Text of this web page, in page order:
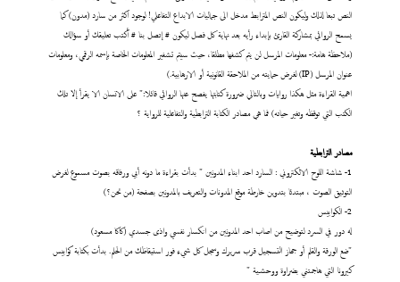
النص تبعا لذلك وليكون النص المترابط مدخل الى جماليات الابداع التفاعلي! لوجود اكثر من سارد (مدون) كما
يسمح الروائي بمشاركة القارئ بإبداء رأيه بعد نهاية كل فصل ليكون # إتصل بنا # أكتب تعليقك أو سؤالك
(ملاحظة هامة:- معلومات المرسل لن يتم كشفها مطلقا، حيث سيتم تشفير المعلومات الخاصة بإسمه الرقمي، ومعلومات
عنوان المرسل (IP) لغرض حمايته من الملاحقة القانونية أو الارهابية.)
اهمية القراءة مثل هكذا روايات وبالتالي ضرورة كتابتها يفصح عنها الروائي قائلا:" على الانسان الا يقرأ إلا تلك
الكتب التي توقظه وتغير حياته) فما هي مصادر الكتابة الترابطية والتفاعلية للرواية ؟
مصادر الترابطية
1- شاشة اللوح الالكتروني : السارد احد ابناء المدونين " بدأت بقراءة ما دونه أبي ورفاقه بصوت مسموع لغرض
التوثيق الصوت ، مبتدئا بتدوين خارطة موقع المدونات والتعريف بالمدونين بصفحة (من نحن؟)
2- الكوابيس
له دور في السرد لتوضيح من اصاب احد المدونين من انكسار نفسي واذى جسدي (كاكا مسعود)
"ضع الورقة والقلم أو جهاز التسجيل قرب سريرك وسجل كل شيء فور استيقاظك من الحلم. بدأت بكتابة كوابيس
كيرونا التي هاجمتني بضراوة ووحشية "